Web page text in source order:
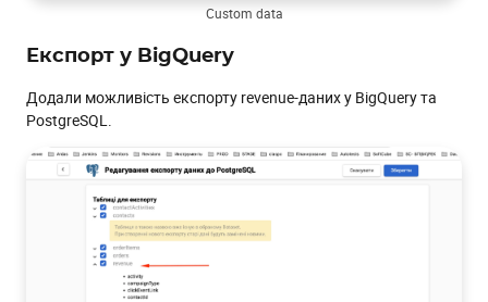
Custom data
Експорт у BigQuery
Додали можливість експорту revenue-даних у BigQuery та
PostgreSQL.